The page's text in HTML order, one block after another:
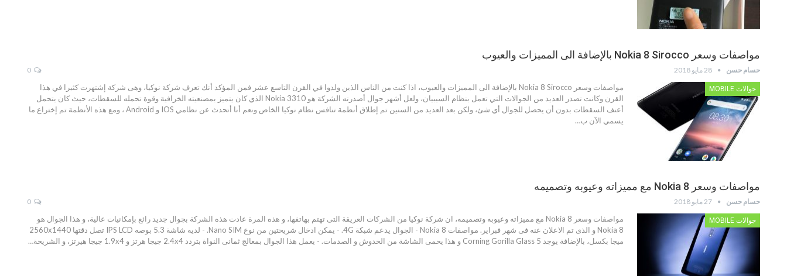
مواصفات وسعر Nokia 8 Sirocco بالإضافة الى المميزات والعيوب
حسام حسن 28 مايو 2018
جوالات MOBILE
مواصفات وسعر Nokia 8 Sirocco بالإضافة الى المميزات والعيوب، اذا كنت من الناس الذين ولدوا في القرن التاسع عشر فمن المؤكد أنك تعرف شركة نوكيا، وهى شركة إشتهرت كثيرا في هذا
القرن وكانت تصدر العديد من الجوالات التي تعمل بنظام السيبيان، ولعل أشهر جوال أصدرته الشركة هو Nokia 3310 الذي كان يتميز بمصنعيته الخرافية وقوة تحمله للسقطات، حيث كان يتحمل
أعنف السقطات بدون أن يحصل للجوال أي شئ، ولكن بعد العديد من السنين تم إطلاق أنظمة تنافس نظام نوكيا الخاص ونعم أنا أتحدث عن نظامي IOS و Android ، ومع هذه الأنظمة تم إختراع ما
يسمي الآن ب…
مواصفات وسعر Nokia 8 مع مميزاته وعيوبه وتصميمه
حسام حسن 27 مايو 2018
جوالات MOBILE
مواصفات وسعر Nokia 8 مع مميزاته وعيوبه وتصميمه، ان شركة نوكيا من الشركات العريقة التى تهتم بهاتفها، و هذه المرة عادت هذه الشركة بجوال جديد رائع بإمكانيات عالية، و هذا الجوال هو
Nokia 8 و الذى تم الاعلان عنه فى شهر فبراير. مواصفات Nokia 8 - الجوال يدعم شبكة 4G. - يمكن ادخال شريحتين من نوع Nano SIM. - لديه شاشة 5.3 بوصه IPS LCD تصل دقتها 2560x1440
ميجا بكسل، بالإضافة يوجد Corning Gorilla Glass 5 و هذا يحمى الشاشة من الخدوش و الصدمات. - يعمل هذا الجوال بمعالج ثمانى النواة بتردد 2.4x4 جيجا هرتز و 1.9x4 جيجا هيرتز، و الشريحة…